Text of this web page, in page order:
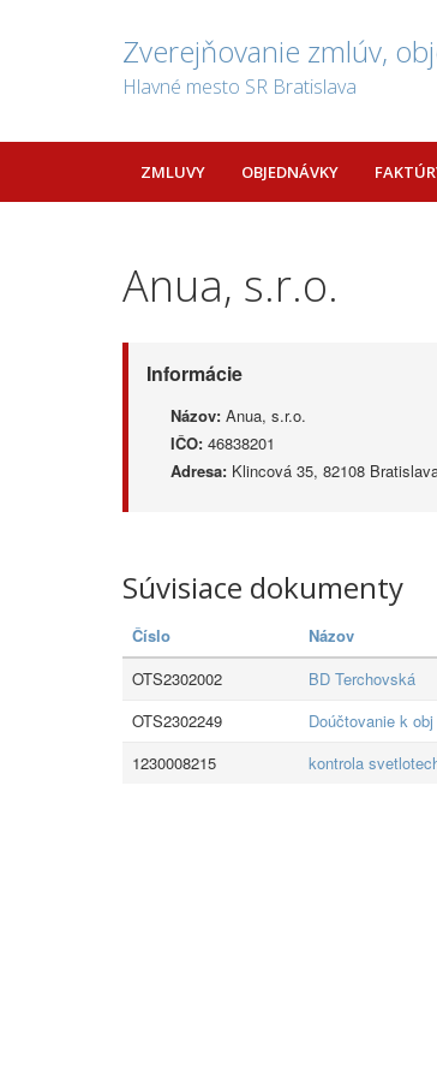
Zverejňovanie zmlúv,
Hlavné mesto SR Bratislava
ZMLUVY OBJEDNÁVKY
Anua, s.r.o.
Informácie
Názov: Anua, s.r.o.
IČO: 46838201
Adresa: Klincová 35, 82108
Súvisiace dokumenty
Číslo Názov
OTS2302002
BD Terchovská
OTS2302249
Doúčtovanie k
1230008215
kontrola